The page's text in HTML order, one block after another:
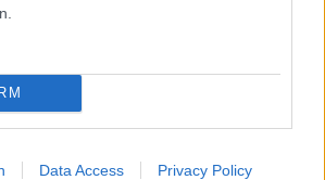
Data Access Privacy Policy